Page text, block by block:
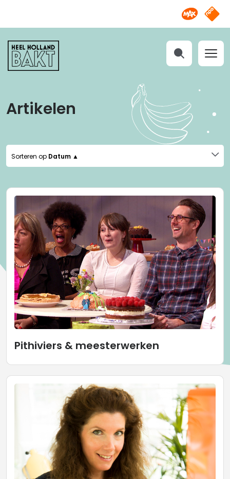
Omroep
NPO
Heel
Holland
Bakt
Artikelen
Sorteren op Datum ▲
Pithiviers & meesterwerken